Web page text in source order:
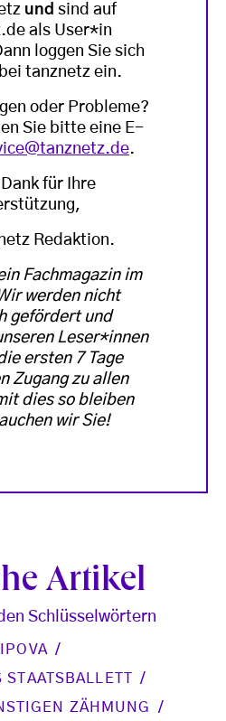
und sind auf
als User*in
loggen Sie sich
tanznetz ein.
oder Probleme?
Sie bitte eine E-
.
für Ihre
Redaktion.
Fachmagazin im
werden nicht
gefördert und
Leser*innen
ersten 7 Tage
Zugang zu allen
dies so bleiben
wir Sie!
Artikel
Schlüsselwörtern
ZÄHMUNG